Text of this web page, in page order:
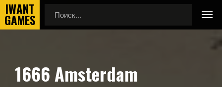
Главная
Календарь выхода игр
1666 Amsterdam
1666 Amsterdam